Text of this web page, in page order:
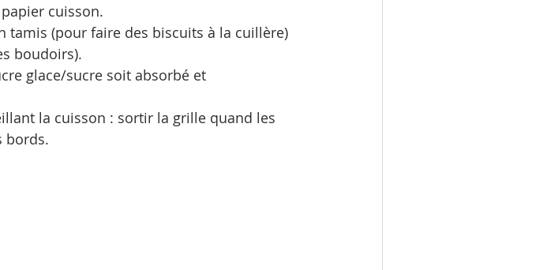
cuisson.
tamis (pour faire des biscuits à la cuillère)
boudoirs).
glace/sucre soit absorbé et
la cuisson : sortir la grille quand les
bords.